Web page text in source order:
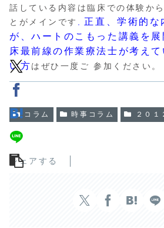
話している内容は臨床での体験か
とがメインです
正直、学術的な
が、ハートのこもった講義を
床最前線の作業療法士が考え
い方はぜひ一度ご 参加ください。
コラム 時事コラム ２０１
シェアする